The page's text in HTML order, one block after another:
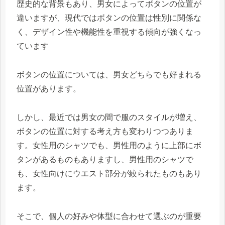
歴史的な背景もあり、男女によってボタンの位置が
違いますが、現代ではボタンの位置は性別に関係な
く、デザイン性や機能性を重視する傾向が強くなっ
ています
ボタンの位置については、男女どちらでも好まれる
位置があります。
しかし、最近では男女の間で服のスタイルが増え、
ボタンの位置に対する考え方も変わりつつありま
す。女性用のシャツでも、男性用のように上部にボ
タンがあるものもありますし、男性用のシャツで
も、女性向けにウエスト部分が絞られたものもあり
ます。
そこで、個人の好みや体型に合わせて選ぶのが重要